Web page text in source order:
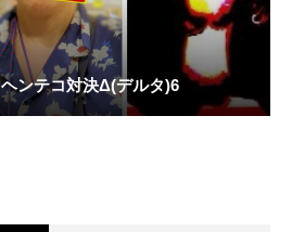
ンテコ対決Δ(デルタ)6